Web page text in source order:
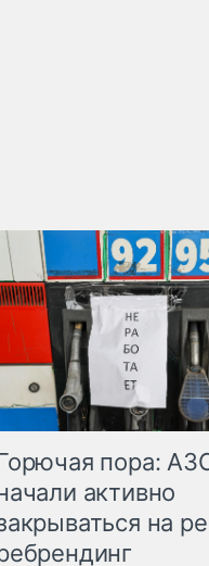
пора:
активно
на